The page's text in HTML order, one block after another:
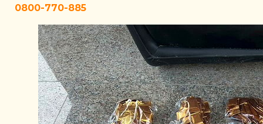
0800-770-885